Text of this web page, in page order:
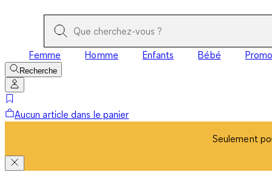
Femme Homme Enfants Bébé Promo
Recherche
Aucun article dans le panier
Seulement